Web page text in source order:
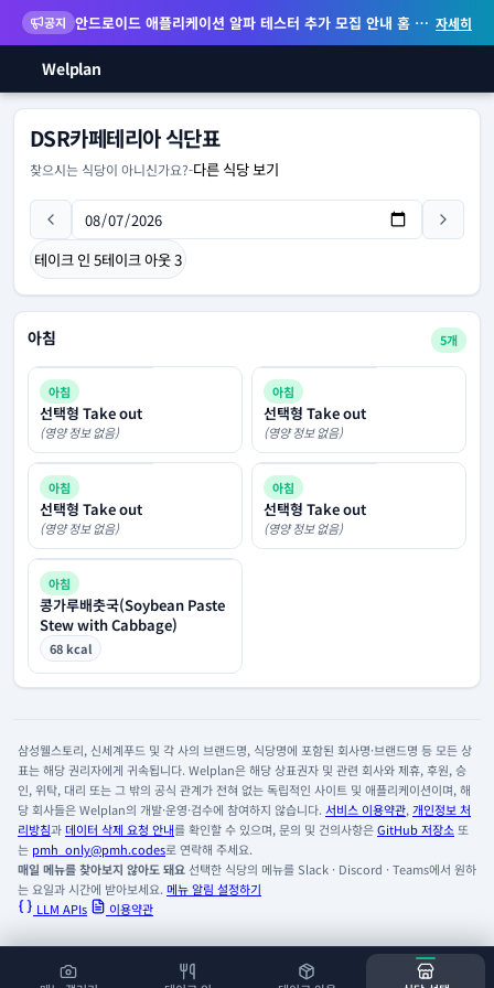
공지 안드로이드 애플리케이션 알파 테스터 추가 모집 안내 홈 화면 위젯 등 지원 자세히
Welplan
DSR카페테리아 식단표
찾으시는 식당이 아니신가요?-다른 식당 보기
테이크 인 5테이크 아웃3
아침 5개
아침
선택형 Take out
(영양 정보 없음)
아침
선택형 Take out
(영양 정보 없음)
아침
선택형 Take out
(영양 정보 없음)
아침
선택형 Take out
(영양 정보 없음)
아침
콩가루배춧국(Soybean Paste
Stew with Cabbage)
68 kcal
삼성웰스토리, 신세계푸드 및 각 사의 브랜드명, 식당명에 포함된 회사명·브랜드명 등 모든 상
표는 해당 권리자에게 귀속됩니다. Welplan은 해당 상표권자 및 관련 회사와 제휴, 후원, 승
인, 위탁, 대리 또는 그 밖의 공식 관계가 전혀 없는 독립적인 사이트 및 애플리케이션이며, 해
당 회사들은 Welplan의 개발·운영·검수에 참여하지 않습니다. 서비스 이용약관, 개인정보 처
리방침과데이터 삭제 요청 안내를 확인할 수 있으며, 문의 및 건의사항은GitHub 저장소 또
는 pmh_only@pmh.codes로 연락해 주세요.
매일 메뉴를 찾아보지 않아도 돼요선택한 식당의 메뉴를 Slack · Discord · Teams에서 원하
는 요일과 시간에 받아보세요. 메뉴 알림 설정하기
LLM APIs
이용약관